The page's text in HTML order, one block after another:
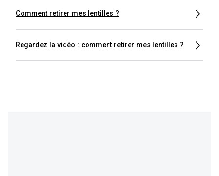
Comment retirer mes lentilles ?
Regardez la vidéo : comment retirer mes lentilles ?